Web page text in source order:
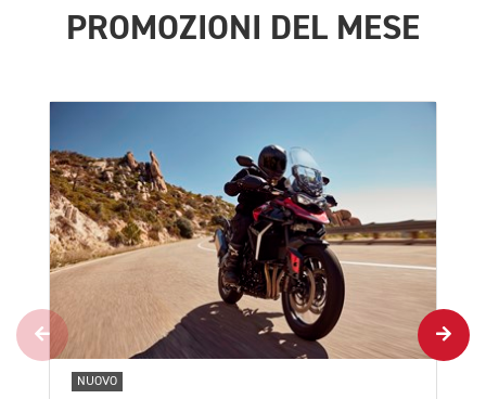
PROMOZIONI DEL MESE
NUOVO